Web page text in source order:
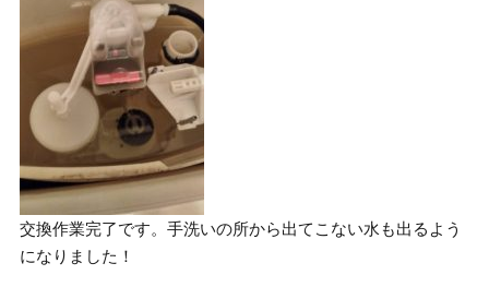
交換作業完了です。手洗いの所から出てこない水も出るよう
になりました！